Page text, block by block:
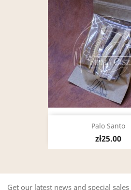
Palo Santo
zł25.00
Get our latest news and special sales